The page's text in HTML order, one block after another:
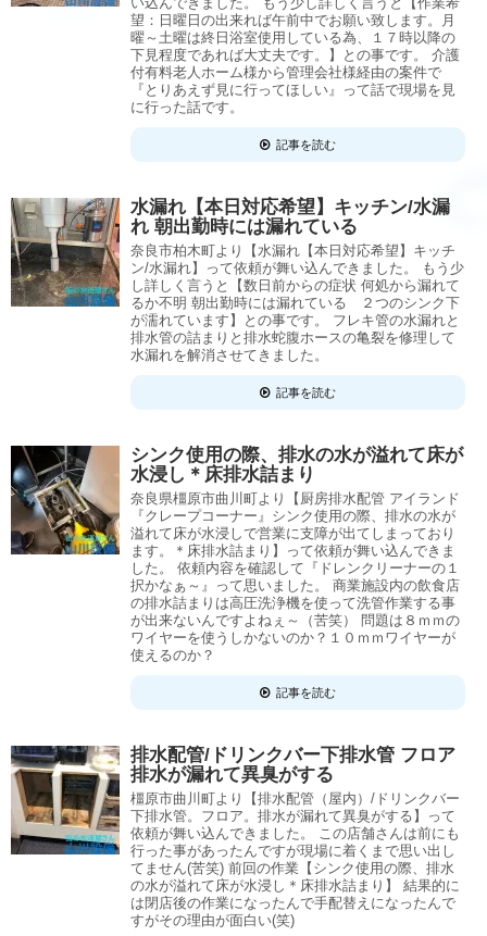
望：日曜日の出来れば午前中でお願い致します。月
曜～土曜は終日浴室使用している為、１７時以降の
下見程度であれば大丈夫です。】との事です。 介護
付有料老人ホーム様から管理会社様経由の案件で
『とりあえず見に行ってほしい』って話で現場を見
に行った話です。
記事を読む
水漏れ【本日対応希望】キッチン/水漏
れ 朝出勤時には漏れている
奈良市柏木町より【水漏れ【本日対応希望】キッチ
ン/水漏れ】って依頼が舞い込んできました。 もう少
し詳しく言うと【数日前からの症状 何処から漏れて
るか不明 朝出勤時には漏れている ２つのシンク下
が濡れています】との事です。 フレキ管の水漏れと
排水管の詰まりと排水蛇腹ホースの亀裂を修理して
水漏れを解消させてきました。
記事を読む
シンク使用の際、排水の水が溢れて床が
水浸し＊床排水詰まり
奈良県橿原市曲川町より【厨房排水配管 アイランド
『クレープコーナー』シンク使用の際、排水の水が
溢れて床が水浸しで営業に支障が出てしまっており
ます。＊床排水詰まり】って依頼が舞い込んできま
した。 依頼内容を確認して『ドレンクリーナーの１
択かなぁ～』って思いました。 商業施設内の飲食店
の排水詰まりは高圧洗浄機を使って洗管作業する事
が出来ないんですよねぇ～（苦笑） 問題は８ｍｍの
ワイヤーを使うしかないのか？１０ｍｍワイヤーが
使えるのか？
記事を読む
排水配管/ドリンクバー下排水管 フロア
排水が漏れて異臭がする
橿原市曲川町より【排水配管（屋内）/ドリンクバー
下排水管。フロア。排水が漏れて異臭がする】って
依頼が舞い込んできました。 この店舗さんは前にも
行った事があったんですが現場に着くまで思い出し
てません(苦笑) 前回の作業【シンク使用の際、排水
の水が溢れて床が水浸し＊床排水詰まり】 結果的に
は閉店後の作業になったんで手配替えになったんで
すがその理由が面白い(笑)